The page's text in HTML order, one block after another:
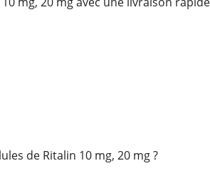
de Ritalin 10 mg, 20 mg ?